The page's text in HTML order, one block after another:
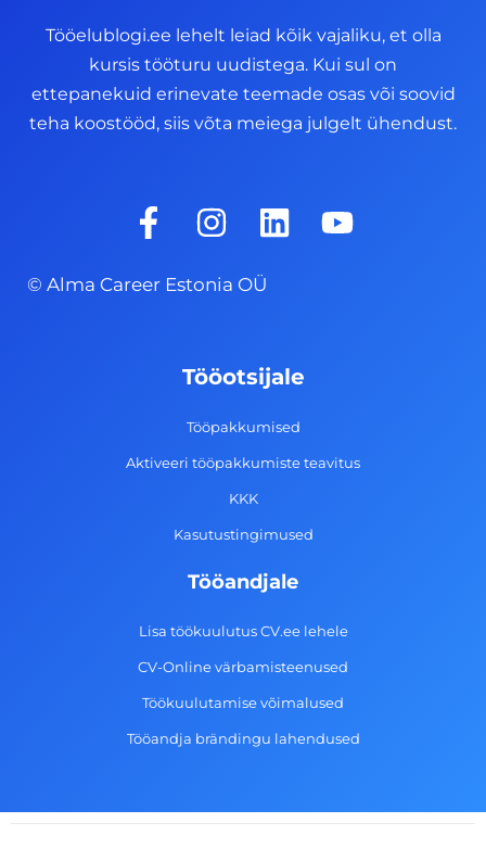
Tööelublogi.ee lehelt leiad kõik vajaliku, et olla
kursis tööturu uudistega. Kui sul on
ettepanekuid erinevate teemade osas või soovid
teha koostööd, siis võta meiega julgelt ühendust.
F
a
e
-
I
n
s
t
g
a
m
L
i
d
n
Y
o
© Alma Career Estonia OÜ
Tööotsijale
Tööpakkumised
Aktiveeri tööpakkumiste teavitus
KKK
Kasutustingimused
Tööandjale
Lisa töökuulutus CV.ee lehele
CV-Online värbamisteenused
Töökuulutamise võimalused
Tööandja brändingu lahendused